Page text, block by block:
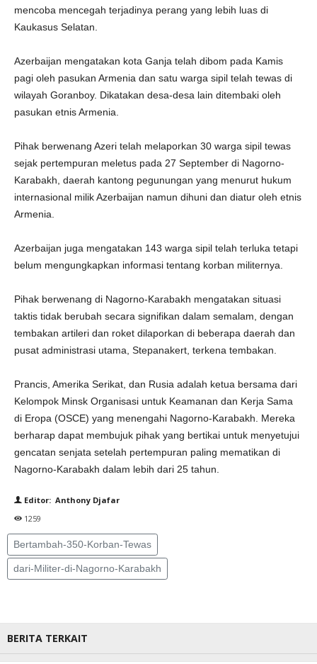
mencoba mencegah terjadinya perang yang lebih luas di
Kaukasus Selatan.
Azerbaijan mengatakan kota Ganja telah dibom pada Kamis
pagi oleh pasukan Armenia dan satu warga sipil telah tewas di
wilayah Goranboy. Dikatakan desa-desa lain ditembaki oleh
pasukan etnis Armenia.
Pihak berwenang Azeri telah melaporkan 30 warga sipil tewas
sejak pertempuran meletus pada 27 September di Nagorno-
Karabakh, daerah kantong pegunungan yang menurut hukum
internasional milik Azerbaijan namun dihuni dan diatur oleh etnis
Armenia.
Azerbaijan juga mengatakan 143 warga sipil telah terluka tetapi
belum mengungkapkan informasi tentang korban militernya.
Pihak berwenang di Nagorno-Karabakh mengatakan situasi
taktis tidak berubah secara signifikan dalam semalam, dengan
tembakan artileri dan roket dilaporkan di beberapa daerah dan
pusat administrasi utama, Stepanakert, terkena tembakan.
Prancis, Amerika Serikat, dan Rusia adalah ketua bersama dari
Kelompok Minsk Organisasi untuk Keamanan dan Kerja Sama
di Eropa (OSCE) yang menengahi Nagorno-Karabakh. Mereka
berharap dapat membujuk pihak yang bertikai untuk menyetujui
gencatan senjata setelah pertempuran paling mematikan di
Nagorno-Karabakh dalam lebih dari 25 tahun.
Editor: Anthony Djafar
1259
Bertambah-350-Korban-Tewas
dari-Militer-di-Nagorno-Karabakh
BERITA TERKAIT